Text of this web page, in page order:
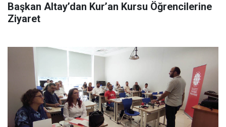
Başkan Altay’dan Kur’an Kursu Öğrencilerine
Ziyaret